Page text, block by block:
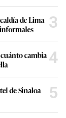
de Lima 3
cambia 4
de Sinaloa
5